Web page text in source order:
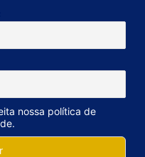
nossa política de